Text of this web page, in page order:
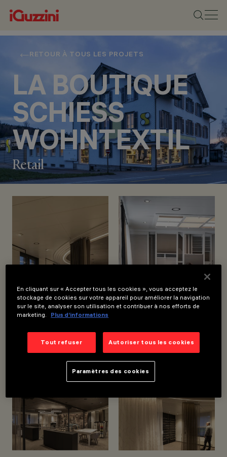
RETOUR À TOUS LES PROJETS
LA BOUTIQUE
SCHIESS
WOHNTEXTIL
Retail
EMPLACEMENT
ERLEN, SWITZERLAND
ANNÉE
ARCHITEKTUR &
DESIGN
CONCEPTION
ARCHITEKTUR &
DESIGN
En cliquant sur « Accepter tous les cookies », vous acceptez le
stockage de cookies sur votre appareil pour améliorer la navigation
sur le site, analyser son utilisation et contribuer à nos efforts de
marketing.
Plus d’informations
Tout refuser Autoriser tous les cookies
Paramètres des cookies